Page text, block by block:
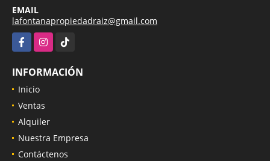
EMAIL
lafontanapropiedadraiz@gmail.com
FacebookInstagramTikTok
INFORMACIÓN
Inicio
Ventas
Alquiler
Nuestra Empresa
Contáctenos